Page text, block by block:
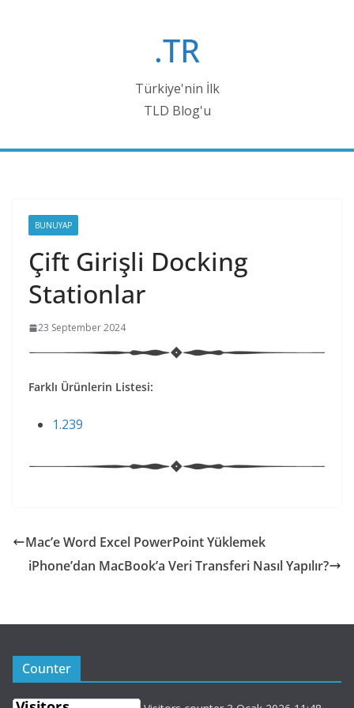
.TR
Türkiye'nin İlk
TLD Blog'u
BUNUYAP
Çift Girişli Docking
Stationlar
23 September 2024
Farklı Ürünlerin Listesi:
1.239
Mac’e Word Excel PowerPoint Yüklemek
iPhone’dan MacBook’a Veri Transferi Nasıl Yapılır?
Counter